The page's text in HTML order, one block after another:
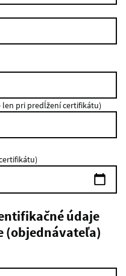
len pri predĺžení certifikátu)
údaje
(objednávateľa)